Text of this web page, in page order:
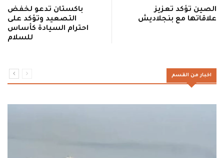
الصين تؤكد تعزيز
علاقاتها مع بنجلاديش
باكستان تدعو لخفض
التصعيد وتؤكد على
احترام السيادة كأساس
للسلام
اخبار من القسم